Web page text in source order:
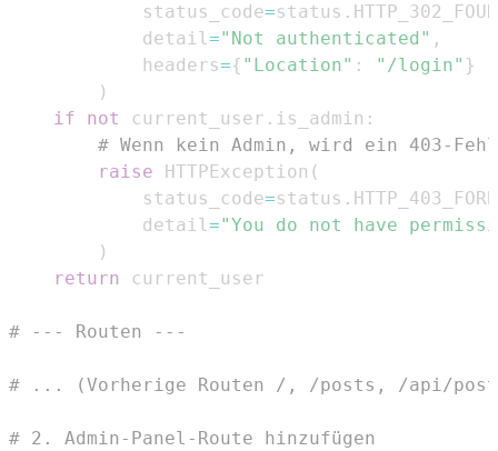
            status_code
=status .
            detail
="Not authenticated" ,
            headers
={ "Location" : "/login" }
)
if
not current_user . is_admin :
# Wenn kein Admin, wird ein 403-
raise HTTPException (
            status_code
=status .
            detail
="You do not have
)
return
# --- Routen ---
# ... (Vorherige Routen /, /posts, /api/
# 2. Admin-Panel-Route hinzufügen